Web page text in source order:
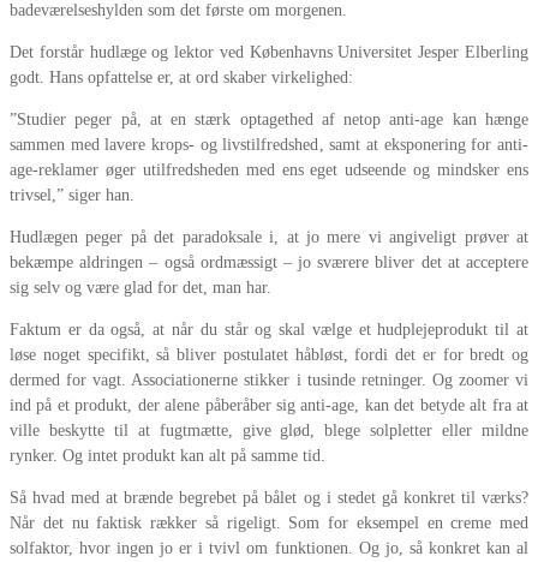
badeværelseshylden som det første om morgenen.
Det forstår hudlæge og lektor ved Københavns Universitet Jesper Elberling
godt. Hans opfattelse er, at ord skaber virkelighed:
”Studier peger på, at en stærk optagethed af netop anti-age kan hænge
sammen med lavere krops- og livstilfredshed, samt at eksponering for anti-
age-reklamer øger utilfredsheden med ens eget udseende og mindsker ens
trivsel,” siger han.
Hudlægen peger på det paradoksale i, at jo mere vi angiveligt prøver at
bekæmpe aldringen – også ordmæssigt – jo sværere bliver det at acceptere
sig selv og være glad for det, man har.
Faktum er da også, at når du står og skal vælge et hudplejeprodukt til at
løse noget specifikt, så bliver postulatet håbløst, fordi det er for bredt og
dermed for vagt. Associationerne stikker i tusinde retninger. Og zoomer vi
ind på et produkt, der alene påberåber sig anti-age, kan det betyde alt fra at
ville beskytte til at fugtmætte, give glød, blege solpletter eller mildne
rynker. Og intet produkt kan alt på samme tid.
Så hvad med at brænde begrebet på bålet og i stedet gå konkret til værks?
Når det nu faktisk rækker så rigeligt. Som for eksempel en creme med
solfaktor, hvor ingen jo er i tvivl om funktionen. Og jo, så konkret kan al